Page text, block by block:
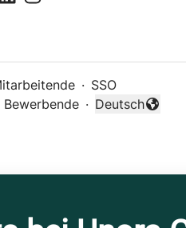
· SSO
·
Sprache
Deutsch